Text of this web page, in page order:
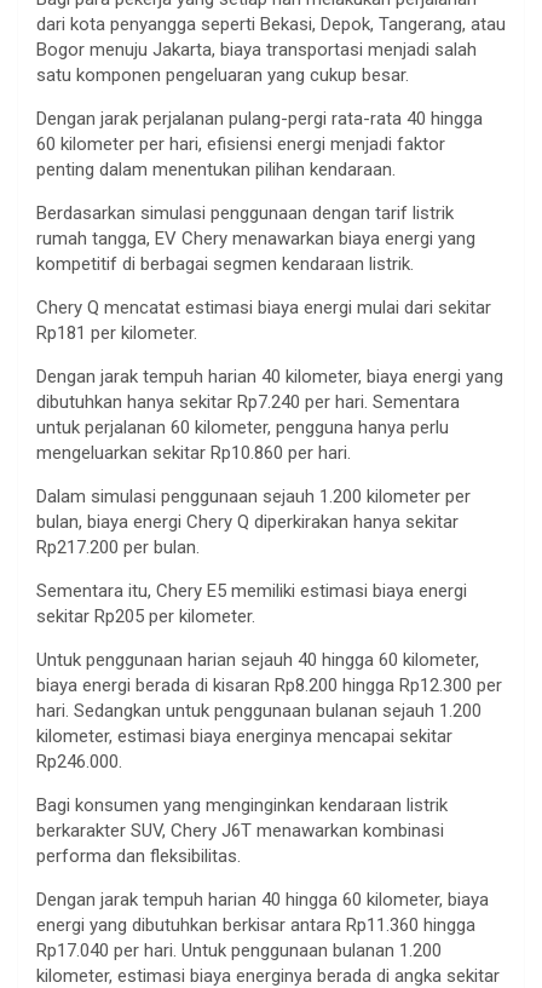
dari kota penyangga seperti Bekasi, Depok, Tangerang, atau
Bogor menuju Jakarta, biaya transportasi menjadi salah
satu komponen pengeluaran yang cukup besar.
Dengan jarak perjalanan pulang-pergi rata-rata 40 hingga
60 kilometer per hari, efisiensi energi menjadi faktor
penting dalam menentukan pilihan kendaraan.
Berdasarkan simulasi penggunaan dengan tarif listrik
rumah tangga, EV Chery menawarkan biaya energi yang
kompetitif di berbagai segmen kendaraan listrik.
Chery Q mencatat estimasi biaya energi mulai dari sekitar
Rp181 per kilometer.
Dengan jarak tempuh harian 40 kilometer, biaya energi yang
dibutuhkan hanya sekitar Rp7.240 per hari. Sementara
untuk perjalanan 60 kilometer, pengguna hanya perlu
mengeluarkan sekitar Rp10.860 per hari.
Dalam simulasi penggunaan sejauh 1.200 kilometer per
bulan, biaya energi Chery Q diperkirakan hanya sekitar
Rp217.200 per bulan.
Sementara itu, Chery E5 memiliki estimasi biaya energi
sekitar Rp205 per kilometer.
Untuk penggunaan harian sejauh 40 hingga 60 kilometer,
biaya energi berada di kisaran Rp8.200 hingga Rp12.300 per
hari. Sedangkan untuk penggunaan bulanan sejauh 1.200
kilometer, estimasi biaya energinya mencapai sekitar
Rp246.000.
Bagi konsumen yang menginginkan kendaraan listrik
berkarakter SUV, Chery J6T menawarkan kombinasi
performa dan fleksibilitas.
Dengan jarak tempuh harian 40 hingga 60 kilometer, biaya
energi yang dibutuhkan berkisar antara Rp11.360 hingga
Rp17.040 per hari. Untuk penggunaan bulanan 1.200
kilometer, estimasi biaya energinya berada di angka sekitar